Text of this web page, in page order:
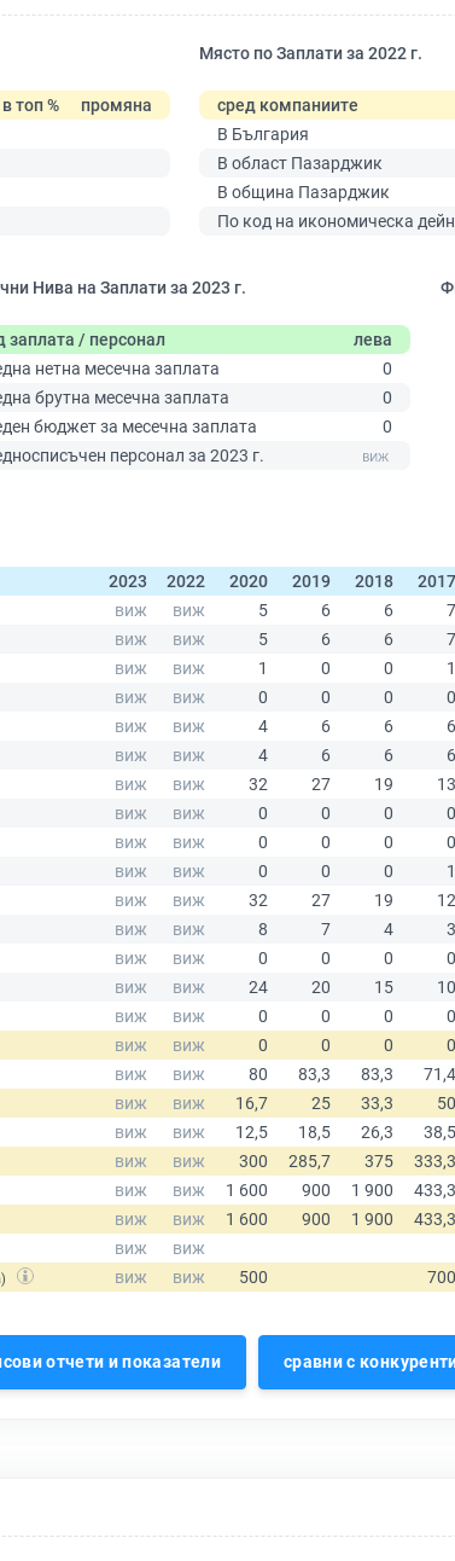
в топ %
промяна
Място по Заплати за 2022 г.
сред компаниите
В България
В област Пазарджик
В община Пазарджик
По код на икономическа
Нива на Заплати за 2023 г.
заплата / персонал
лева
нетна месечна заплата
0
брутна месечна заплата
0
бюджет за месечна заплата
0
персонал за 2023 г.
2023
2022 2020 2019 2018
2017
отчети и показатели сравни с